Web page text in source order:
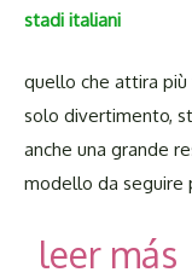
quello che attira
solo divertimento,
anche una grande
modello da seguire
leer más